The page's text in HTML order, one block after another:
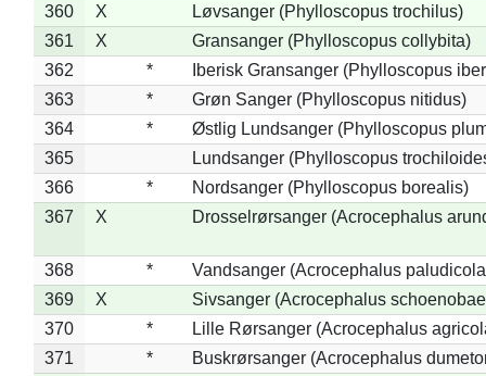
360
X
Løvsanger (Phylloscopus trochilus)
361
X
Gransanger (Phylloscopus collybita)
362
*
Iberisk Gransanger (Phylloscopus
363
*
Grøn Sanger (Phylloscopus nitidus)
364
*
Østlig Lundsanger (Phylloscopus
365
Lundsanger (Phylloscopus
366
*
Nordsanger (Phylloscopus borealis)
367
X Drosselrørsanger (Acrocephalus
368 *
Vandsanger (Acrocephalus
369
X
Sivsanger (Acrocephalus
370
*
Lille Rørsanger (Acrocephalus
371
*
Buskrørsanger (Acrocephalus